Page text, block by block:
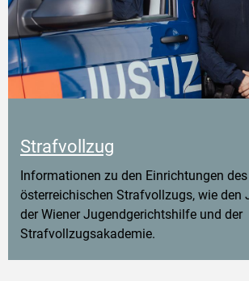
Strafvollzug
Informationen zu den Einrichtungen des
österreichischen Strafvollzugs, wie den
der Wiener Jugendgerichtshilfe und der
Strafvollzugsakademie.